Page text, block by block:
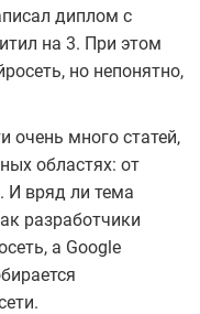
диплом с
на 3. При этом
но непонятно,
очень много статей,
областях: от
И вряд ли тема
разработчики
а Google